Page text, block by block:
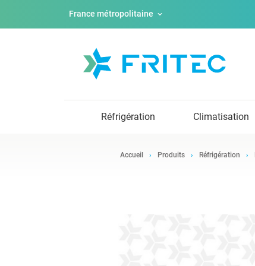
France métropolitaine
Réfrigération Climatisation
Accueil Produits Réfrigération